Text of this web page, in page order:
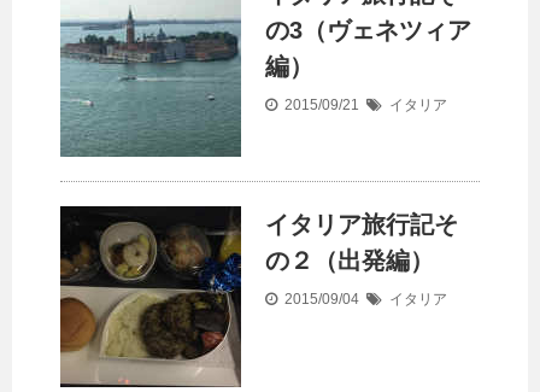
の3（ヴェネツィア
編）
2015/09/21 イタリア
イタリア旅行記そ
の２（出発編）
2015/09/04 イタリア